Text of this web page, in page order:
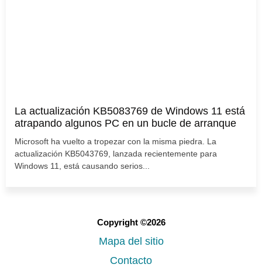
La actualización KB5083769 de Windows 11 está
atrapando algunos PC en un bucle de arranque
Microsoft ha vuelto a tropezar con la misma piedra. La
actualización KB5043769, lanzada recientemente para
Windows 11, está causando serios...
Copyright ©2026
Mapa del sitio
Contacto